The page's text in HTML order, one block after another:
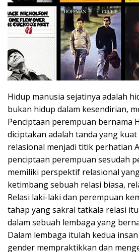
Hidup manusia sejatinya adalah
bukan hidup dalam kesendirian,
Penciptaan perempuan bernama
diciptakan adalah tanda yang
relasional menjadi titik perhatian
penciptaan perempuan sesudah
memiliki perspektif relasional
ketimbang sebuah relasi biasa,
Relasi laki-laki dan perempuan
tahap yang sakral tatkala relasi
dalam sebuah lembaga yang
Dalam lembaga itulah kedua
gender mempraktikkan dan